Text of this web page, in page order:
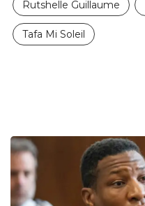
Rutshelle Guillaume
Tafa Mi Soleil